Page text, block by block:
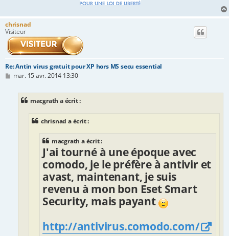
chrisnad
Visiteur
Re: Antin virus gratuit pour XP hors MS secu essential
M
mar. 15 avr. 2014 13:30
macgrath a écrit :
chrisnad a écrit :
macgrath a écrit :
J'ai tourné à une époque avec
comodo, je le préfère à antivir et
avast, maintenant, je suis
revenu à mon bon Eset Smart
Security, mais payant
http://antivirus.comodo.com/